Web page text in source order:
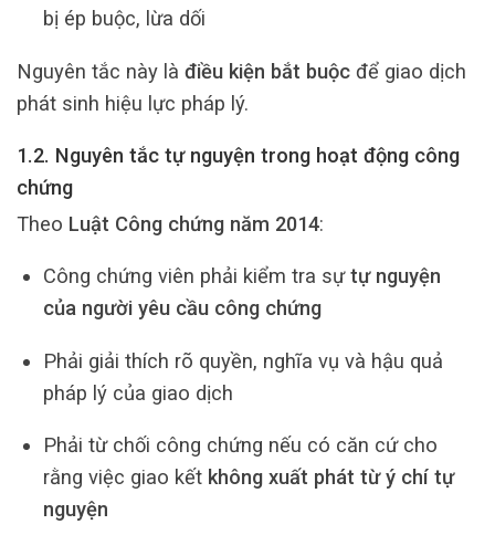
bị ép buộc, lừa dối
Nguyên tắc này là điều kiện bắt buộc để giao dịch
phát sinh hiệu lực pháp lý.
1.2. Nguyên tắc tự nguyện trong hoạt động công
chứng
Theo Luật Công chứng năm 2014:
Công chứng viên phải kiểm tra sựtự nguyện
của người yêu cầu công chứng
Phải giải thích rõ quyền, nghĩa vụ và hậu quả
pháp lý của giao dịch
Phải từ chối công chứng nếu có căn cứ cho
rằng việc giao kết không xuất phát từ ý chí tự
nguyện